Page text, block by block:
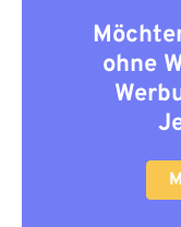
ohne